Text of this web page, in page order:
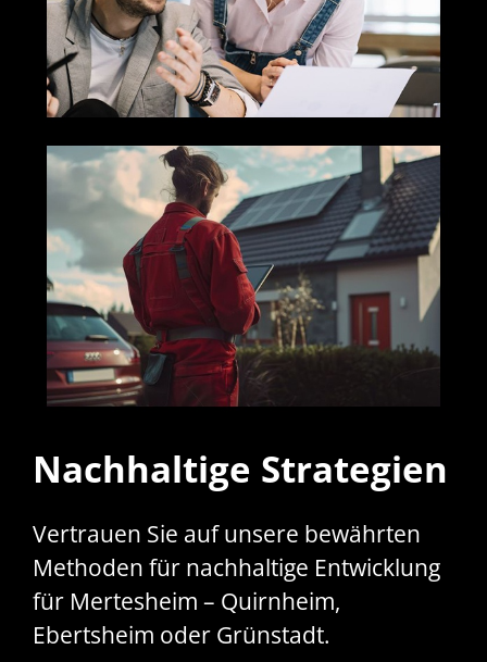
Nachhaltige Strategien
Vertrauen Sie auf unsere bewährten
Methoden für nachhaltige Entwicklung
für Mertesheim – Quirnheim,
Ebertsheim oder Grünstadt.